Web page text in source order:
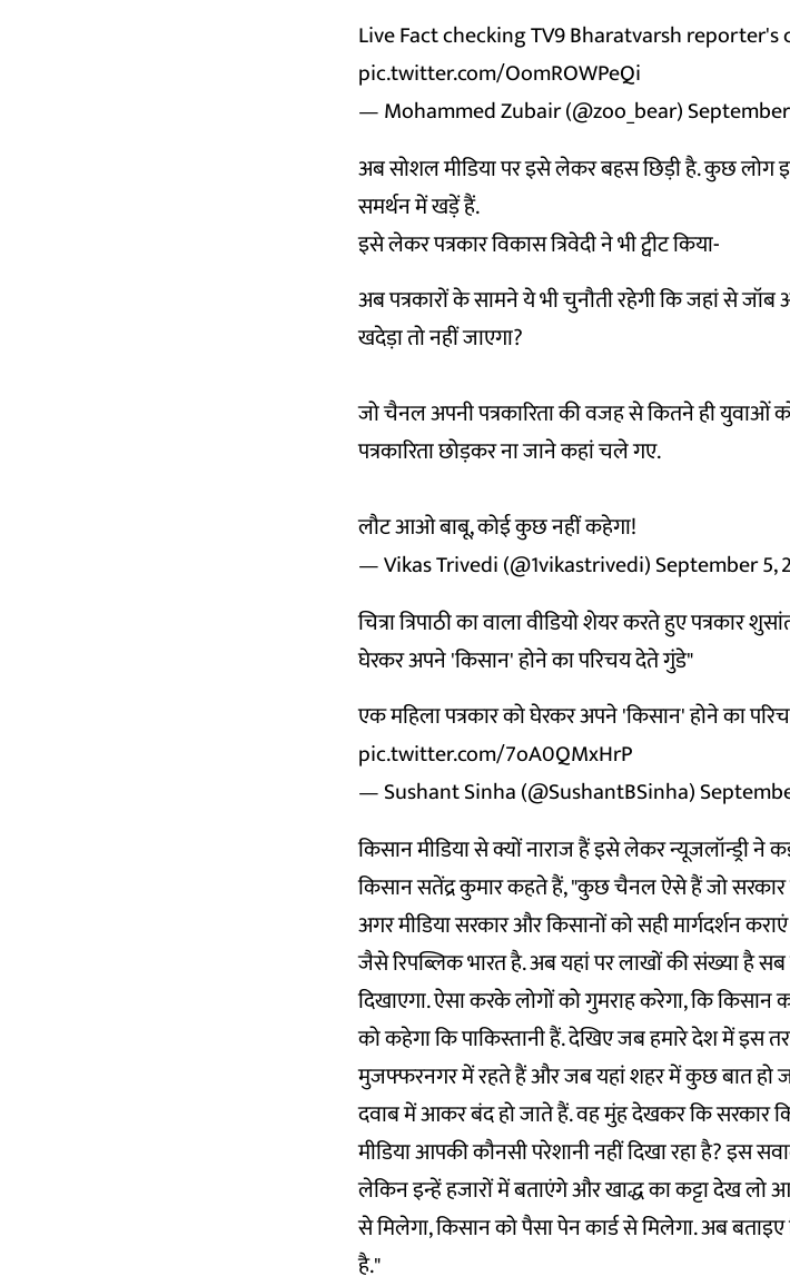
Live Fact checking TV9 Bharatvarsh reporter's
pic.twitter.com/OomROWPeQi
— Mohammed Zubair (@zoo_bear)
अब सोशल मीडिया पर इसे लेकर बहस छिड़ी है. कुछ लोग
समर्थन में खड़ें हैं.
इसे लेकर पत्रकार विकास त्रिवेदी ने भी ट्वीट किया-
अब पत्रकारों के सामने ये भी चुनौती रहेगी कि जहां से
खदेड़ा तो नहीं जाएगा?
जो चैनल अपनी पत्रकारिता की वजह से कितने ही युवाओं
पत्रकारिता छोड़कर ना जाने कहां चले गए.
लौट आओ बाबू, कोई कुछ नहीं कहेगा!
— Vikas Trivedi (@1vikastrivedi)September 5,
चित्रा त्रिपाठी का वाला वीडियो शेयर करते हुए पत्रकार
घेरकर अपने 'किसान' होने का परिचय देते गुंडे"
एक महिला पत्रकार को घेरकर अपने 'किसान' होने का
pic.twitter.com/7oA0QMxHrP
— Sushant Sinha (@SushantBSinha)
किसान मीडिया से क्यों नाराज हैं इसे लेकर न्यूजलॉन्ड्री
किसान सतेंद्र कुमार कहते हैं, "कुछ चैनल ऐसे हैं जो
अगर मीडिया सरकार और किसानों को सही मार्गदर्शन
जैसे रिपब्लिक भारत है. अब यहां पर लाखों की संख्या है
दिखाएगा. ऐसा करके लोगों को गुमराह करेगा, कि
को कहेगा कि पाकिस्तानी हैं. देखिए जब हमारे देश में इस
मुजफ्फरनगर में रहते हैं और जब यहां शहर में कुछ बात हो
दवाब में आकर बंद हो जाते हैं. वह मुंह देखकर कि सरकार
मीडिया आपकी कौनसी परेशानी नहीं दिखा रहा है? इस
लेकिन इन्हें हजारों में बताएंगे और खाद्ध का कट्टा देख लो
से मिलेगा, किसान को पैसा पेन कार्ड से मिलेगा. अब
है."